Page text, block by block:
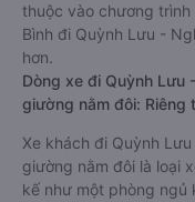
thuộc vào chương trình
Bình đi Quỳnh Lưu -
hơn.
Dòng xe đi Quỳnh Lưu
giường nằm đôi: Riêng
Xe khách đi Quỳnh
giường nằm đôi là loại
kế như một phòng ngủ